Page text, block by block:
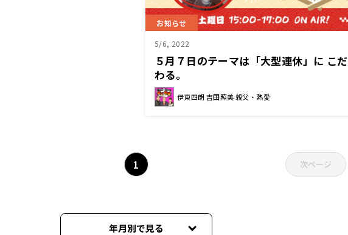
お知らせ
5/6, 2022
５月７日のテーマは「大型連休」に こだ
わる。
伊東四朗 吉田照美 親父・熱愛
1 次ページ
年月別で見る